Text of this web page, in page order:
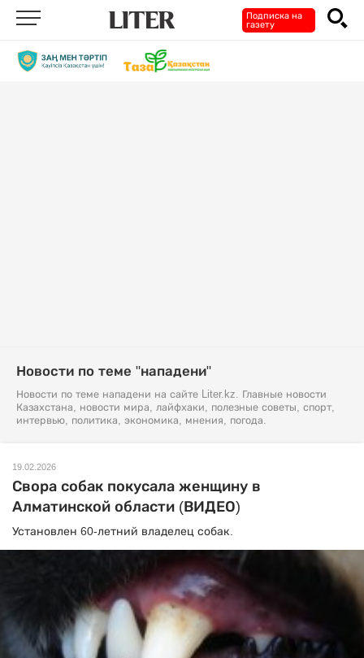
Подписка на
газету
Новости по теме "нападени"
Новости по теме нападени на сайте Liter.kz. Главные новости
Казахстана, новости мира, лайфхаки, полезные советы, спорт,
интервью, политика, экономика, мнения, погода.
19.02.2026
Свора собак покусала женщину в
Алматинской области (ВИДЕО)
Установлен 60-летний владелец собак.